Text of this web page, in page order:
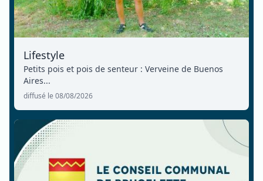
Lifestyle
Petits pois et pois de senteur : Verveine de Buenos
Aires...
diffusé le 08/08/2026